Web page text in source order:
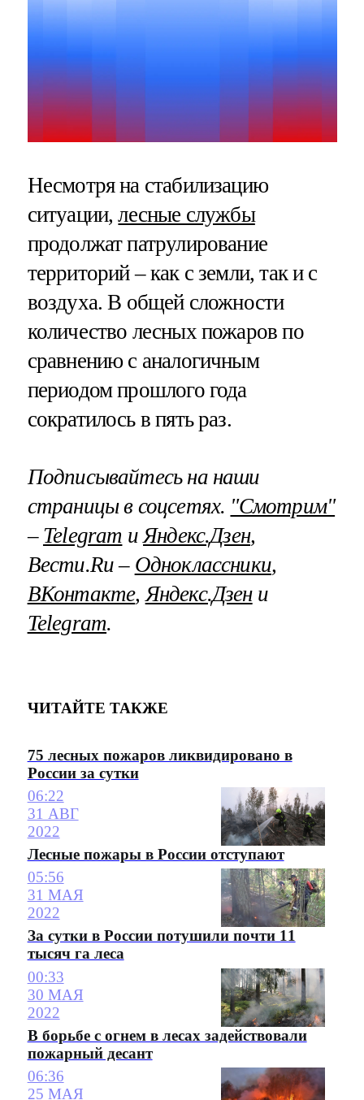
Несмотря на стабилизацию
ситуации,лесные службы
продолжат патрулирование
территорий – как с земли, так и с
воздуха. В общей сложности
количество лесных пожаров по
сравнению с аналогичным
периодом прошлого года
сократилось в пять раз.
Подписывайтесь на наши
страницы в соцсетях. "Смотрим"
– Telegram иЯндекс.Дзен,
Вести.Ru – Одноклассники,
ВКонтакте,Яндекс.Дзени
Telegram.
ЧИТАЙТЕ ТАКЖЕ
75 лесных пожаров ликвидировано в
России за сутки
06:22
31 АВГ
2022
Лесные пожары в России отступают
05:56
31 МАЯ
2022
За сутки в России потушили почти 11
тысяч га леса
00:33
30 МАЯ
2022
В борьбе с огнем в лесах задействовали
пожарный десант
06:36
25 МАЯ